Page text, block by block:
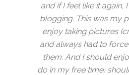
and if I feel like it again,
blogging. This was my
enjoy taking pictures
and always had to
them. And I should
do in my free time,